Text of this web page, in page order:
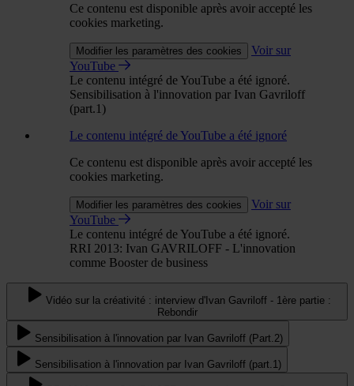
Ce contenu est disponible après avoir accepté les
cookies marketing.
Modifier les paramètres des cookies
Voir sur
YouTube
Le contenu intégré de YouTube a été ignoré.
Sensibilisation à l'innovation par Ivan Gavriloff
(part.1)
Le contenu intégré de YouTube a été ignoré
Ce contenu est disponible après avoir accepté les
cookies marketing.
Modifier les paramètres des cookies
Voir sur
YouTube
Le contenu intégré de YouTube a été ignoré.
RRI 2013: Ivan GAVRILOFF - L'innovation
comme Booster de business
Vidéo sur la créativité : interview d'Ivan Gavriloff - 1ère partie :
Rebondir
Sensibilisation à l'innovation par Ivan Gavriloff (Part.2)
Sensibilisation à l'innovation par Ivan Gavriloff (part.1)